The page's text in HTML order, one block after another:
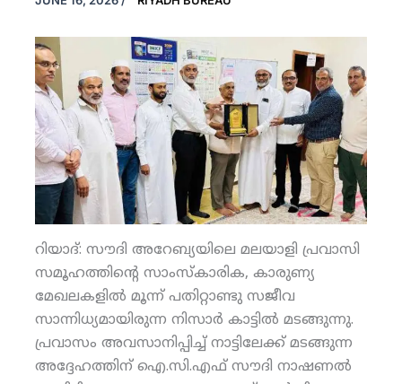
റിയാദ്: സൗദി അറേബ്യയിലെ മലയാളി പ്രവാസി
സമൂഹത്തിന്റെ സാംസ്‌കാരിക, കാരുണ്യ
മേഖലകളില്‍ മൂന്ന് പതിറ്റാണ്ടു സജീവ
സാന്നിധ്യമായിരുന്ന നിസാര്‍ കാട്ടില്‍ മടങ്ങുന്നു.
പ്രവാസം അവസാനിപ്പിച്ച് നാട്ടിലേക്ക് മടങ്ങുന്ന
അദ്ദേഹത്തിന് ഐ.സി.എഫ് സൗദി നാഷണല്‍